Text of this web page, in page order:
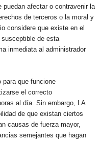
puedan afectar o contravenir la
de terceros o la moral y
considere que existe en el
de esta
inmediata al administrador
para que funcione
el correcto
al día. Sin embargo, LA
de que existan ciertos
causas de fuerza mayor,
semejantes que hagan